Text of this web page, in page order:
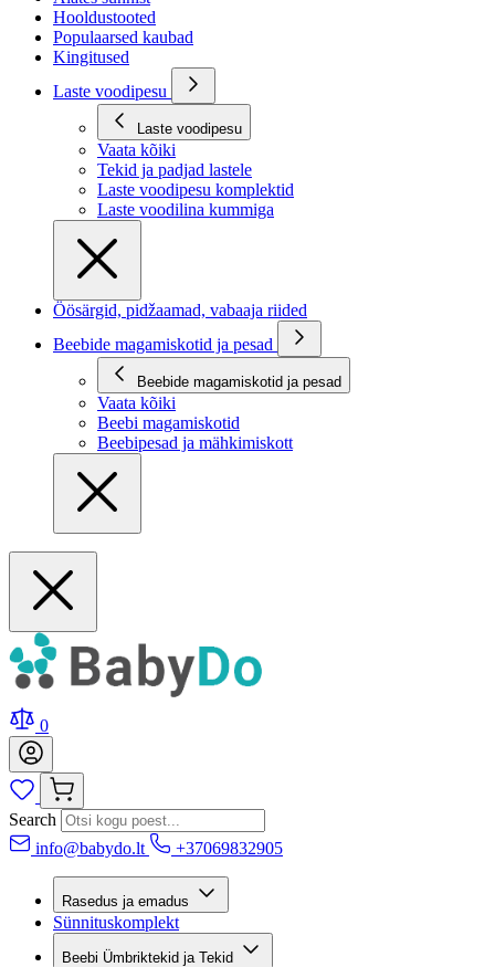
Hooldustooted
Populaarsed kaubad
Kingitused
Laste voodipesu
Laste voodipesu
Vaata kõiki
Tekid ja padjad lastele
Laste voodipesu komplektid
Laste voodilina kummiga
Öösärgid, pidžaamad, vabaaja riided
Beebide magamiskotid ja pesad
Beebide magamiskotid ja pesad
Vaata kõiki
Beebi magamiskotid
Beebipesad ja mähkimiskott
0
Search
info@babydo.lt
+37069832905
Rasedus ja emadus
Sünnituskomplekt
Beebi Ümbriktekid ja Tekid